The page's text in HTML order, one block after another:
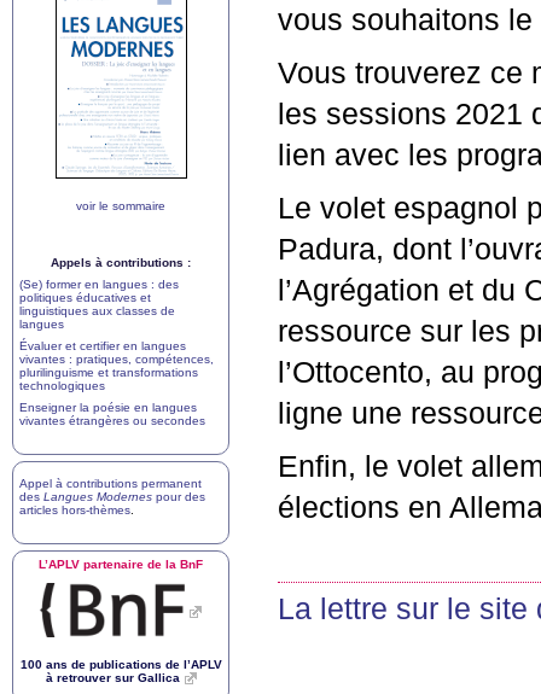
vous souhaitons
Vous trouverez ce
les sessions 2021
lien avec les
Le volet espagnol
Padura, dont
l’Agrégation et du
ressource sur les
l’Ottocento, au
ligne une
Enfin, le volet
élections en
La lettre sur le site
voir le sommaire
Appels à contributions :
(Se) former en langues : des
politiques éducatives et
linguistiques aux classes de
langues
Évaluer et certifier en langues
vivantes : pratiques, compétences,
plurilinguisme et transformations
technologiques
Enseigner la poésie en langues
vivantes étrangères ou secondes
Appel à contributions permanent
des Langues Modernes pour des
articles hors-thèmes
L’APLV partenaire de la BnF
100 ans de publications de l’APLV
à retrouver sur Gallica